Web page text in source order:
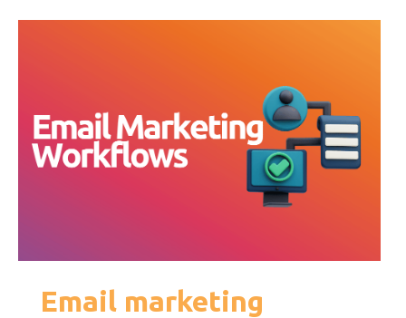
Email marketing